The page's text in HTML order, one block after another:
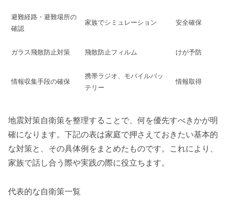
避難経路・避難場所の
確認
家族でシミュレーション 安全確保
ガラス飛散防止対策 飛散防止フィルム けが予防
情報収集手段の確保
携帯ラジオ、モバイルバッ
テリー
情報取得
地震対策自衛策を整理することで、何を優先すべきかが明
確になります。下記の表は家庭で押さえておきたい基本的
な対策と、その具体例をまとめたものです。これにより、
家族で話し合う際や実践の際に役立ちます。
代表的な自衛策一覧